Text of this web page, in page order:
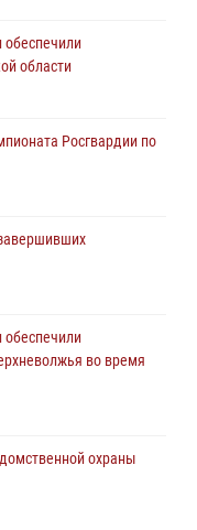
Росгвардии по
дороге в городе Кашин
— патриотическое
в Тверской области
обеспечили
области
Росгвардии по
обеспечили
во время
охраны